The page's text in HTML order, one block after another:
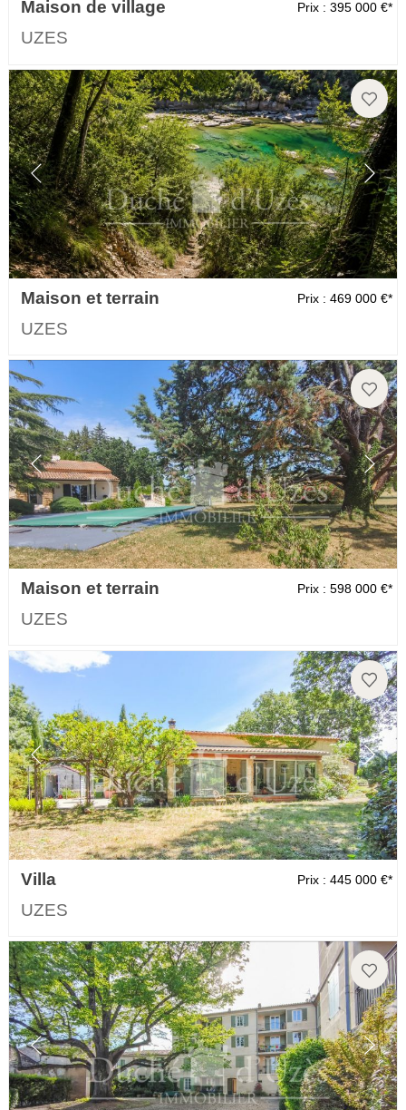
Maison de village
UZES
Prix : 395 000 €*
Maison et terrain
UZES
Prix : 469 000 €*
Maison et terrain
UZES
Prix : 598 000 €*
Villa
UZES
Prix : 445 000 €*